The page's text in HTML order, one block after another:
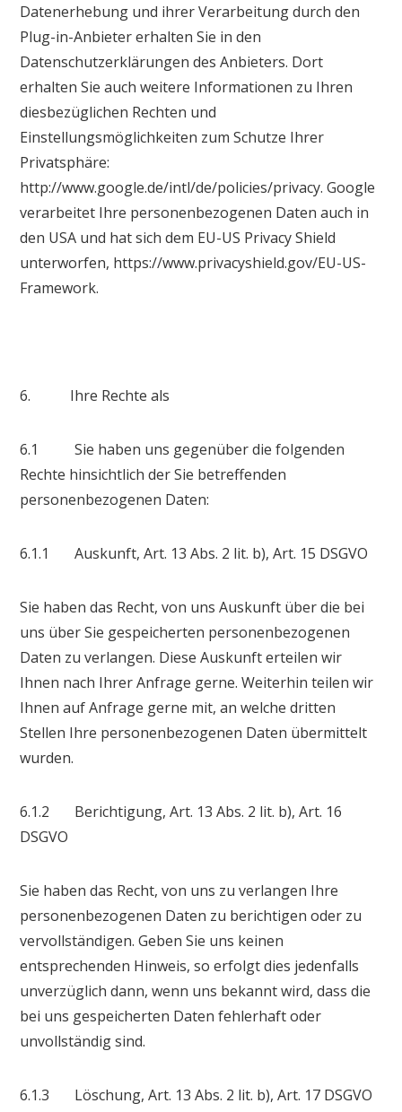
Datenerhebung und ihrer Verarbeitung durch den
Plug-in-Anbieter erhalten Sie in den
Datenschutzerklärungen des Anbieters. Dort
erhalten Sie auch weitere Informationen zu Ihren
diesbezüglichen Rechten und
Einstellungsmöglichkeiten zum Schutze Ihrer
Privatsphäre:
http://www.google.de/intl/de/policies/privacy. Google
verarbeitet Ihre personenbezogenen Daten auch in
den USA und hat sich dem EU-US Privacy Shield
unterworfen, https://www.privacyshield.gov/EU-US-
Framework.
6. Ihre Rechte als
6.1 Sie haben uns gegenüber die folgenden
Rechte hinsichtlich der Sie betreffenden
personenbezogenen Daten:
6.1.1 Auskunft, Art. 13 Abs. 2 lit. b), Art. 15 DSGVO
Sie haben das Recht, von uns Auskunft über die bei
uns über Sie gespeicherten personenbezogenen
Daten zu verlangen. Diese Auskunft erteilen wir
Ihnen nach Ihrer Anfrage gerne. Weiterhin teilen wir
Ihnen auf Anfrage gerne mit, an welche dritten
Stellen Ihre personenbezogenen Daten übermittelt
wurden.
6.1.2 Berichtigung, Art. 13 Abs. 2 lit. b), Art. 16
DSGVO
Sie haben das Recht, von uns zu verlangen Ihre
personenbezogenen Daten zu berichtigen oder zu
vervollständigen. Geben Sie uns keinen
entsprechenden Hinweis, so erfolgt dies jedenfalls
unverzüglich dann, wenn uns bekannt wird, dass die
bei uns gespeicherten Daten fehlerhaft oder
unvollständig sind.
6.1.3 Löschung, Art. 13 Abs. 2 lit. b), Art. 17 DSGVO